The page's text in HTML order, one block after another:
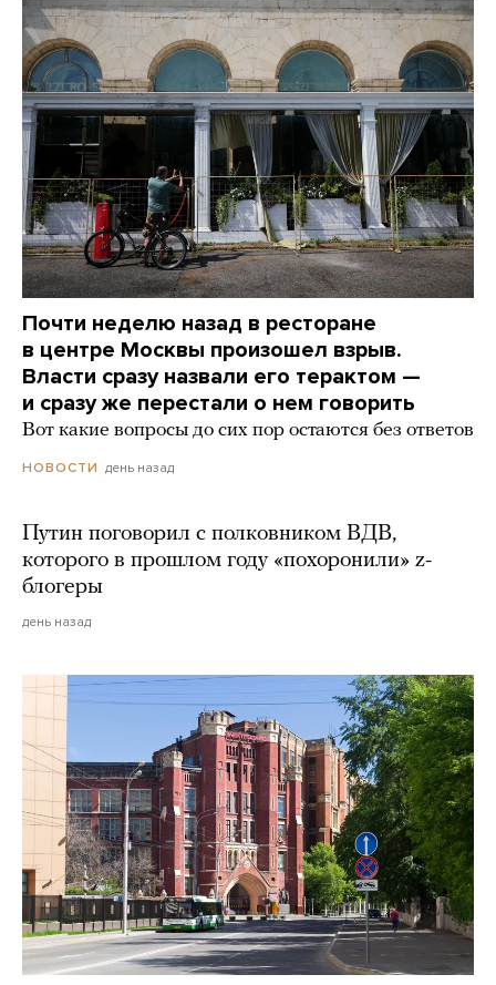
Почти неделю назад в ресторане
в центре Москвы произошел взрыв.
Власти сразу назвали его терактом —
и сразу же перестали о нем говорить
Вот какие вопросы до сих пор остаются без ответов
НОВОСТИ день назад
Путин поговорил с полковником ВДВ,
которого в прошлом году «похоронили» z-
блогеры
день назад